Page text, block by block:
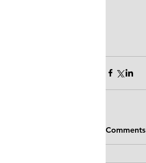
Comments